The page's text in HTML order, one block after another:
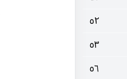
٥٢
٥٣
٥٦